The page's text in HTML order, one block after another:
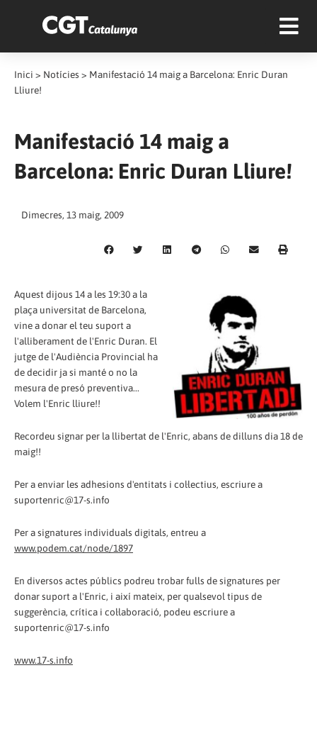
Inici > Notícies > Manifestació 14 maig a Barcelona: Enric Duran
Lliure!
Manifestació 14 maig a
Barcelona: Enric Duran Lliure!
Dimecres, 13 maig, 2009
Aquest dijous 14 a les 19:30 a la
plaça universitat de Barcelona,
vine a donar el teu suport a
l'alliberament de l'Enric Duran. El
jutge de l'Audiència Provincial ha
de decidir ja si manté o no la
mesura de presó preventiva...
Volem l'Enric lliure!!
Recordeu signar per la llibertat de l'Enric, abans de dilluns dia 18 de
maig!!
Per a enviar les adhesions d'entitats i col·lectius, escriure a
suportenric@17-s.info
Per a signatures individuals digitals, entreu a
www.podem.cat/node/1897
En diversos actes públics podreu trobar fulls de signatures per
donar suport a l'Enric, i així mateix, per qualsevol tipus de
suggerència, crítica i col·laboració, podeu escriure a
suportenric@17-s.info
www.17-s.info